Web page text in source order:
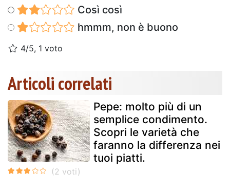
Così così
hmmm, non è buono
4/5, 1 voto
Articoli correlati
Pepe: molto più di un
semplice condimento.
Scopri le varietà che
faranno la differenza nei
tuoi piatti.